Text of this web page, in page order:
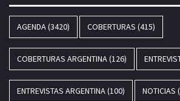
AGENDA(3420) COBERTURAS (415)
COBERTURAS ARGENTINA(126)
ENTREVISTAS ARGENTINA(100) NOTICIAS